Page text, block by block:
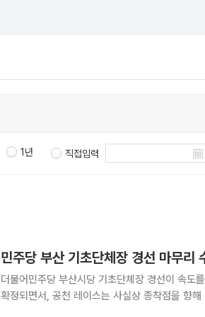
1년 직접입력
민주당 부산 기초단체장 경선 마무리
더불어민주당 부산시당 기초단체장 경선이 속도
확정되면서, 공천 레이스는 사실상 종착점을 향해 가는 흐름이다. 민주당 부